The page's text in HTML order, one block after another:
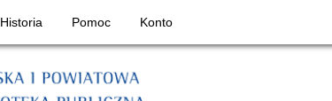
Historia Pomoc Konto